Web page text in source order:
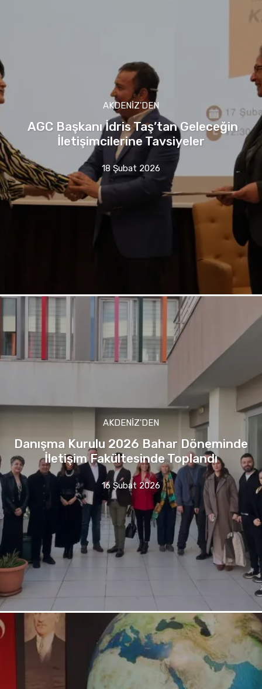
AKDENIZ'DEN
AGC Başkanı İdris Taş’tan Geleceğin
İletişimcilerine Tavsiyeler
18 Şubat 2026
AKDENIZ'DEN
Danışma Kurulu 2026 Bahar Döneminde
İletişim Fakültesinde Toplandı
16 Şubat 2026